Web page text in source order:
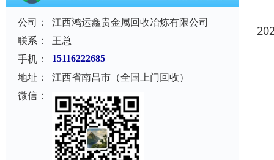
公司：
江西鸿运鑫贵金属回收冶炼有限公司
联系：
王总
手机：
15116222685
地址：
江西省南昌市（全国上门回收）
微信：